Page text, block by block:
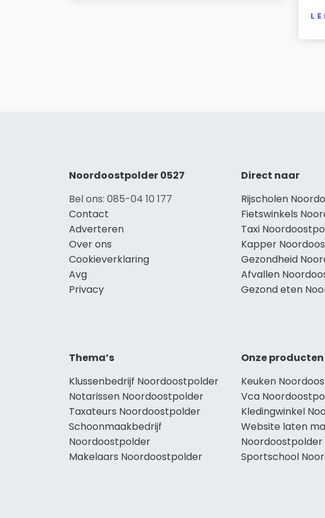
Noordoostpolder 0527
Bel ons: 085-04 10 177
Contact
Adverteren
Over ons
Cookieverklaring
Avg
Privacy
Direct naar
Rijscholen
Fietswinkels
Taxi
Kapper
Gezondheid
Afvallen
Gezond eten
Thema’s
Klussenbedrijf Noordoostpolder
Notarissen Noordoostpolder
Taxateurs Noordoostpolder
Schoonmaakbedrijf
Noordoostpolder
Makelaars Noordoostpolder
Onze producten
Keuken
Vca
Kledingwinkel
Website laten
Noordoostpolder
Sportschool